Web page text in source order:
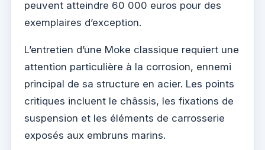
peuvent atteindre 60 000 euros pour des
exemplaires d’exception.
L’entretien d’une Moke classique requiert une
attention particulière à la corrosion, ennemi
principal de sa structure en acier. Les points
critiques incluent le châssis, les fixations de
suspension et les éléments de carrosserie
exposés aux embruns marins.